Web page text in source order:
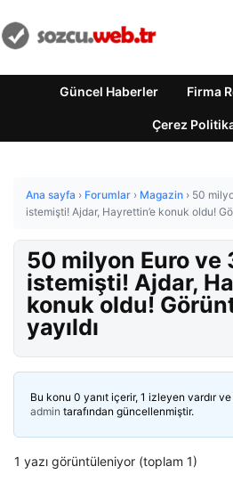
Güncel Haberler Firma
Çerez
Ana sayfa › Forumlar › Magazin › 50
istemişti! Ajdar, Hayrettin’e konuk oldu!
50 milyon Euro ve
istemişti! Ajdar,
konuk oldu!
yayıldı
Bu konu 0 yanıt içerir, 1 izleyen vardır
admin tarafından güncellenmiştir.
1 yazı görüntüleniyor (toplam 1)